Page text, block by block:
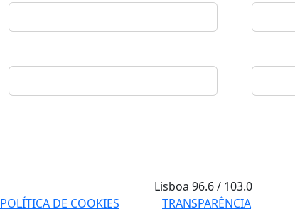
Lisboa96.6 / 103.0
POLÍTICA DE COOKIES TRANSPARÊNCIA